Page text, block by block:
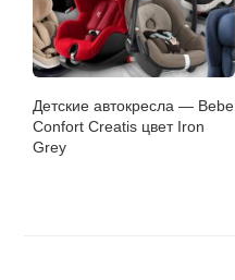
Детские автокресла — Bebe
Confort Creatis цвет Iron
Grey